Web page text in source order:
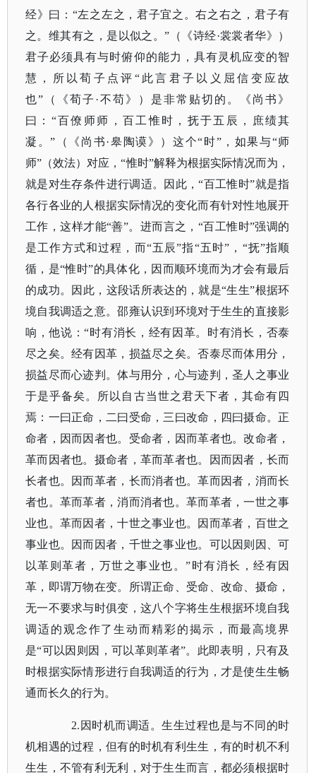
经》曰： “左之左之，君子宜之。右之右之，君子有
之。维其有之，是以似之。”（
《诗经·裳裳者华》
）
君子必须具有与时俯仰的能力，具有灵机应变的智
慧，所以荀子点评 “此言君子以义屈信变应故
也”（
《荀子 ·不苟》 ）是非常贴切的。
《尚书》
曰： “百僚师师，百工惟时，抚于五辰，庶绩其
凝。”（
《尚书·皋陶谟》 ）这个“时”，如果与“师
师”（效法）对应，“惟时”解释为根据实际情况而为，
就是对生存条件进行调适。因此，“百工惟时”就是指
各行各业的人根据实际情况的变化而有针对性地展开
工作，这样才能“善”。进而言之，“百工惟时”强调的
是工作方式和过程，而“五辰”指“五时”，“抚”指顺
循，是“惟时”的具体化，因而顺环境而为才会有最后
的成功。因此，这段话所表达的，就是“生生”根据环
境自我调适之意。邵雍认识到环境对于生生的直接影
响，他说：“时有消长，经有因革。时有消长，否泰
尽之矣。经有因革，损益尽之矣。否泰尽而体用分，
损益尽而心迹判。体与用分，心与迹判，圣人之事业
于是乎备矣。所以自古当世之君天下者，其命有四
焉：一曰正命，二曰受命，三曰改命，四曰摄命。正
命者，因而因者也。受命者，因而革者也。改命者，
革而因者也。摄命者，革而革者也。因而因者，长而
长者也。因而革者，长而消者也。革而因者，消而长
者也。革而革者，消而消者也。革而革者，一世之事
业也。革而因者，十世之事业也。因而革者，百世之
事业也。因而因者，千世之事业也。可以因则因、可
以革则革者，万世之事业也。”时有消长，经有因
革，即谓万物在变。所谓正命、受命、改命、摄命，
无一不要求与时俱变，这八个字将生生根据环境自我
调适的观念作了生动而精彩的揭示，而最高境界
是“可以因则因，可以革则革者”。此即表明，只有及
时根据实际情形进行自我调适的行为，才是使生生畅
通而长久的行为。
2.因时机而调适。生生过程也是与不同的时
机相遇的过程，但有的时机有利生生，有的时机不利
生生，不管有利无利，对于生生而言，都必须根据时